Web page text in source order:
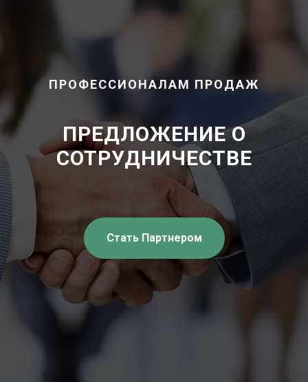
ПРОФЕССИОНАЛАМ ПРОДАЖ
ПРЕДЛОЖЕНИЕ О
СОТРУДНИЧЕСТВЕ
Стать Партнером